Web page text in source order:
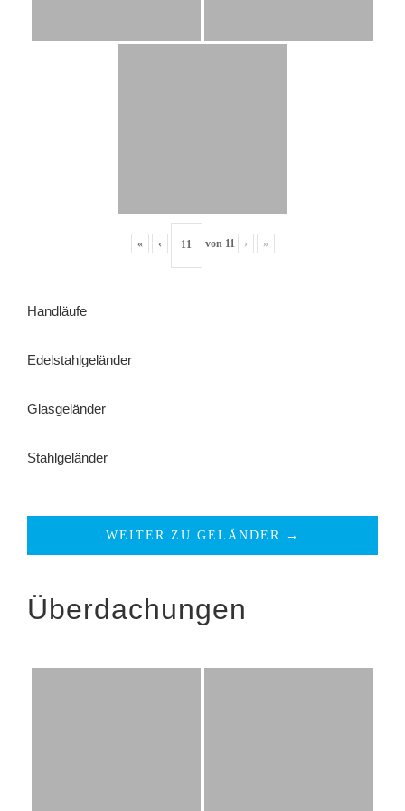
« ‹ von 11 › »
Handläufe
Edelstahlgeländer
Glasgeländer
Stahlgeländer
WEITER ZU GELÄNDER →
Überdachungen